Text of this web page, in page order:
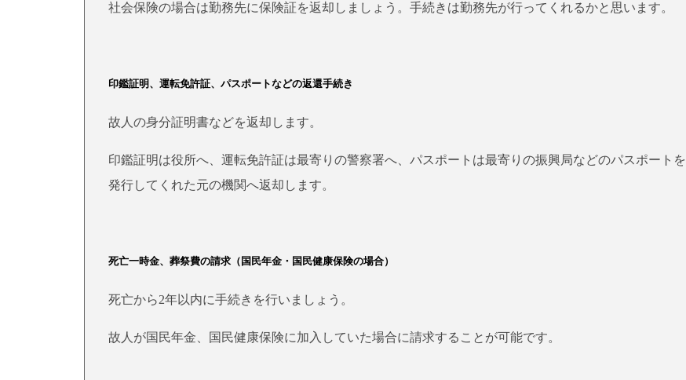
社会保険の場合は勤務先に保険証を返却しましょう。手続きは勤務先が行ってくれるかと思います。
印鑑証明、運転免許証、パスポートなどの返還手続き
故人の身分証明書などを返却します。
印鑑証明は役所へ、運転免許証は最寄りの警察署へ、パスポートは最寄りの振興局などのパスポートを
発行してくれた元の機関へ返却します。
死亡一時金、葬祭費の請求（国民年金・国民健康保険の場合）
死亡から2年以内に手続きを行いましょう。
故人が国民年金、国民健康保険に加入していた場合に請求することが可能です。